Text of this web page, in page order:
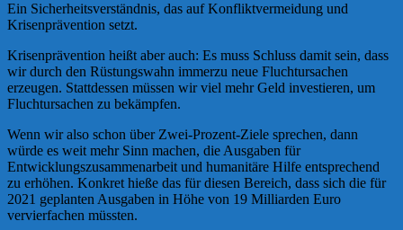
Ein Sicherheitsverständnis, das auf Konfliktvermeidung und
Krisenprävention setzt.
Krisenprävention heißt aber auch: Es muss Schluss damit sein, dass
wir durch den Rüstungswahn immerzu neue Fluchtursachen
erzeugen. Stattdessen müssen wir viel mehr Geld investieren, um
Fluchtursachen zu bekämpfen.
Wenn wir also schon über Zwei-Prozent-Ziele sprechen, dann
würde es weit mehr Sinn machen, die Ausgaben für
Entwicklungszusammenarbeit und humanitäre Hilfe entsprechend
zu erhöhen. Konkret hieße das für diesen Bereich, dass sich die für
2021 geplanten Ausgaben in Höhe von 19 Milliarden Euro
vervierfachen müssten.